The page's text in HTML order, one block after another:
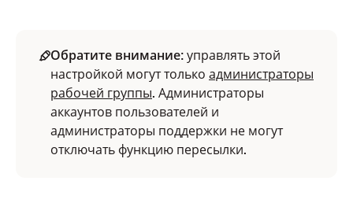
Обратите внимание: управлять этой
настройкой могут только администраторы
рабочей группы. Администраторы
аккаунтов пользователей и
администраторы поддержки не могут
отключать функцию пересылки.